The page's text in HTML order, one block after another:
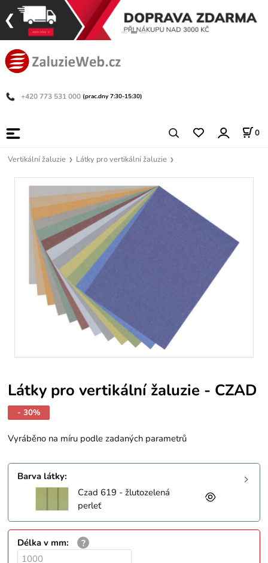
+420 773 531 000 (prac.dny 7:30-15:30)
0
Vertikální žaluzie Látky pro vertikální žaluzie
Látky pro vertikální žaluzie - CZAD
- 30%
Vyráběno na míru podle zadaných parametrů
Barva látky:
Czad 619 - žlutozelená
perleť
Délka v mm: